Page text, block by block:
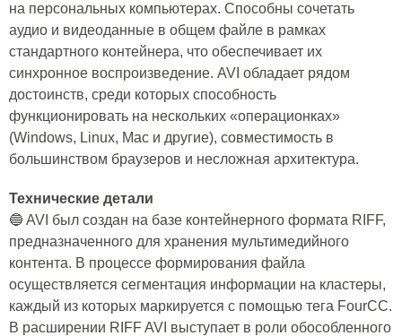
на персональных компьютерах. Способны сочетать
аудио и видеоданные в общем файле в рамках
стандартного контейнера, что обеспечивает их
синхронное воспроизведение. AVI обладает рядом
достоинств, среди которых способность
функционировать на нескольких «операционках»
(Windows, Linux, Mac и другие), совместимость в
большинством браузеров и несложная архитектура.
Технические детали
🔵 AVI был создан на базе контейнерного формата RIFF,
предназначенного для хранения мультимедийного
контента. В процессе формирования файла
осуществляется сегментация информации на кластеры,
каждый из которых маркируется с помощью тега FourCC.
В расширении RIFF AVI выступает в роли обособленного